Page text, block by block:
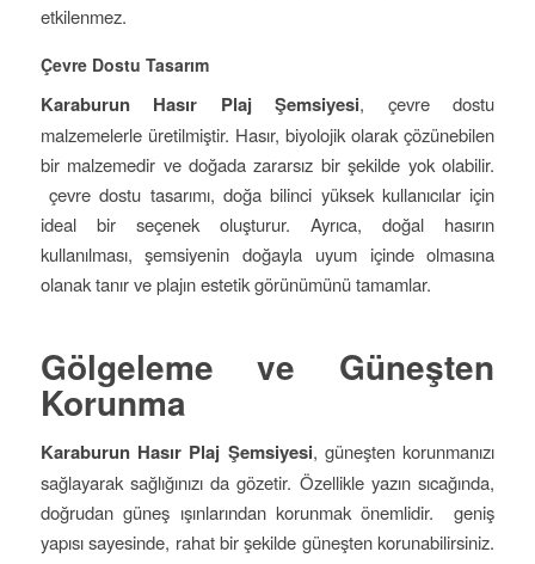
etkilenmez.
Çevre Dostu Tasarım
Karaburun Hasır Plaj Şemsiyesi, çevre dostu
malzemelerle üretilmiştir. Hasır, biyolojik olarak çözünebilen
bir malzemedir ve doğada zararsız bir şekilde yok olabilir.
çevre dostu tasarımı, doğa bilinci yüksek kullanıcılar için
ideal bir seçenek oluşturur. Ayrıca, doğal hasırın
kullanılması, şemsiyenin doğayla uyum içinde olmasına
olanak tanır ve plajın estetik görünümünü tamamlar.
Gölgeleme ve Güneşten
Korunma
Karaburun Hasır Plaj Şemsiyesi, güneşten korunmanızı
sağlayarak sağlığınızı da gözetir. Özellikle yazın sıcağında,
doğrudan güneş ışınlarından korunmak önemlidir. geniş
yapısı sayesinde, rahat bir şekilde güneşten korunabilirsiniz.